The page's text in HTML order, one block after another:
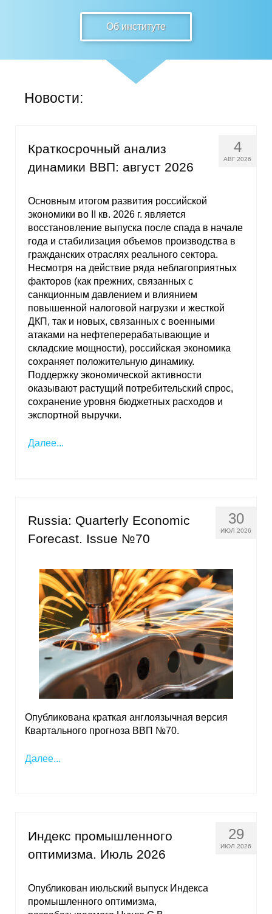
Выпуски
Редакционная этика
Информация для авторов
Общие требования
Российско-французский семинар
ЦДУ
Отрасли и регионы
Inforum
Ученый совет
Материалы
О совете
Регулярные прогнозы
Квартальный прогноз
производства
Центр «Климатическая политика и
экономика России»
Образование и карьера
Кафедра МФТИ
Кафедра МАДИ
Аспирантура
Нормативные документы
О совете
Об институте
Новости:
4
АВГ 2026
Краткосрочный анализ
динамики ВВП: август 2026
Основным итогом развития российской
экономики во II кв. 2026 г. является
восстановление выпуска после спада в начале
года и стабилизация объемов производства в
гражданских отраслях реального сектора.
Несмотря на действие ряда неблагоприятных
факторов (как прежних, связанных с
санкционным давлением и влиянием
повышенной налоговой нагрузки и жесткой
ДКП, так и новых, связанных с военными
атаками на нефтеперерабатывающие и
складские мощности), российская экономика
сохраняет положительную динамику.
Поддержку экономической активности
оказывают растущий потребительский спрос,
сохранение уровня бюджетных расходов и
экспортной выручки.
Далее...
30
ИЮЛ 2026
Russia: Quarterly Economic
Forecast. Issue №70
Опубликована краткая англоязычная версия
Квартального прогноза ВВП №70.
Далее...
29
ИЮЛ 2026
Индекс промышленного
оптимизма. Июль 2026
Опубликован июльский выпуск Индекса
промышленного оптимизма,